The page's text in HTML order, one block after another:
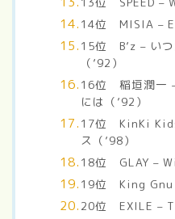
14位 MISIA –
15位 B’z – いつ
（’92）
16位 稲垣潤一
には（’92）
17位 KinKi Kids
ス（’98）
18位 GLAY –
19位 King Gnu
20位 EXILE – Ti